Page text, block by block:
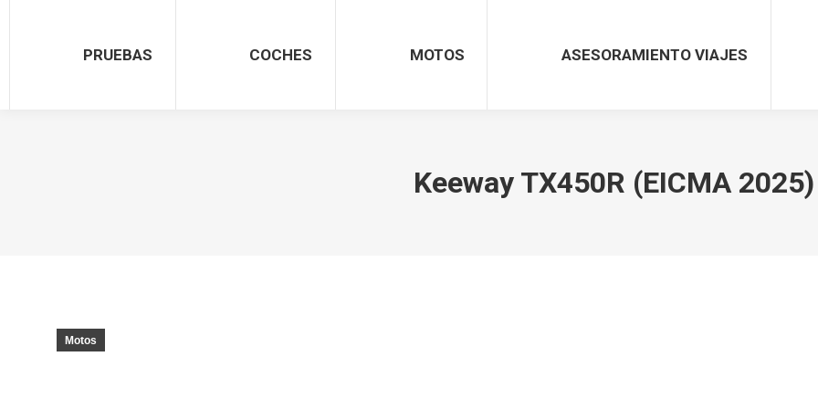
PRUEBAS COCHES MOTOS ASESORAMIENTO VIAJES
Keeway TX450R (EICMA 2025)
Motos